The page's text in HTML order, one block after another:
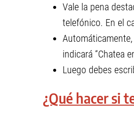
Vale la pena
telefónico. En el
indicará “Chatea
Luego debes
¿Qué hacer si